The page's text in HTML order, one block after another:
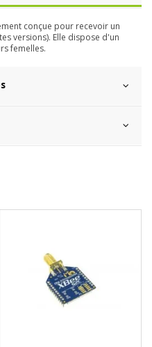
conçue pour recevoir un
versions). Elle dispose d'un
femelles.